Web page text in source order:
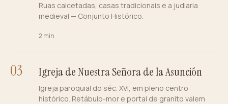
Ruas calcetadas, casas tradicionais e a judiaria
medieval — Conjunto Histórico.
2 min
03 Igreja de Nuestra Señora de la Asunción
Igreja paroquial do séc. XVI, em pleno centro
histórico. Retábulo-mor e portal de granito valem